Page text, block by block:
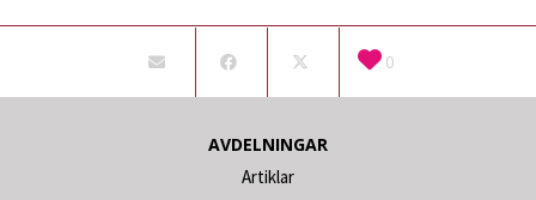
0
AVDELNINGAR
Artiklar